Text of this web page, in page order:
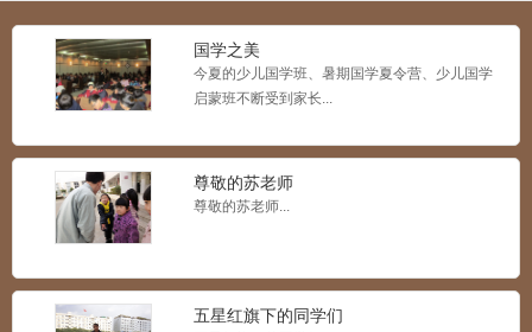
国学之美
今夏的少儿国学班、暑期国学夏令营、少儿国学
启蒙班不断受到家长...
尊敬的苏老师
尊敬的苏老师...
五星红旗下的同学们